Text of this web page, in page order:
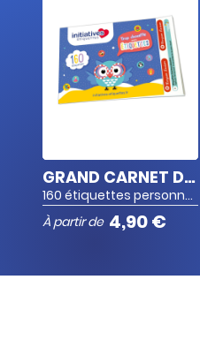
GRAND CARNET D'ÉTIQUETTES PERSONNALISÉES
160 étiquettes personnalisées
À partir de 4,90 €